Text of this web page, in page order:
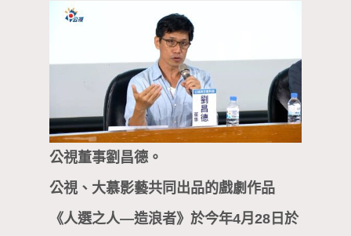
公視董事劉昌德。
公視、大慕影藝共同出品的戲劇作品
《人選之人—造浪者》於今年4月28日於